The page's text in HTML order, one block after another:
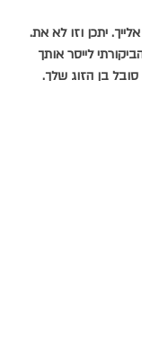
יתכן וזו לא את.
לייסר אותך
בן הזוג שלך.